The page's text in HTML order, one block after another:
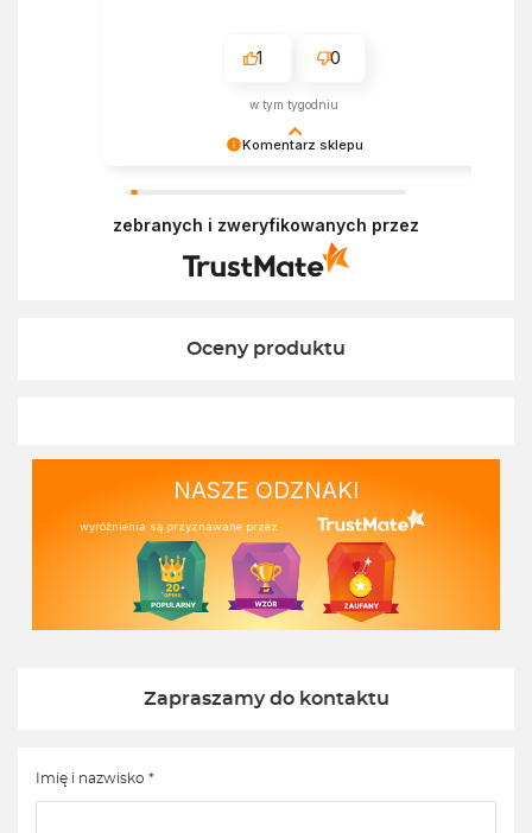
Komentarz sklepu
wszystkich osób zaopatrujących się w
Ekofabryce. Mamy nadzieję, że do nas wrócisz :)
Pozdrawiamy
1 0
w tym tygodniu
zebranych i zweryfikowanych przez
Oceny produktu
NASZE ODZNAKI
wyróżnienia są przyznawane przez
Zapraszamy do kontaktu
Imię i nazwisko *